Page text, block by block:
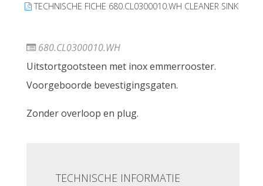
TECHNISCHE FICHE 680.CL0300010.WH CLEANER SINK
680.CL0300010.WH
Uitstortgootsteen met inox emmerrooster.
Voorgeboorde bevestigingsgaten.
Zonder overloop en plug.
TECHNISCHE INFORMATIE